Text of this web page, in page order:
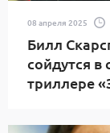
08 апреля 2025
Билл
сойдутся в
триллере